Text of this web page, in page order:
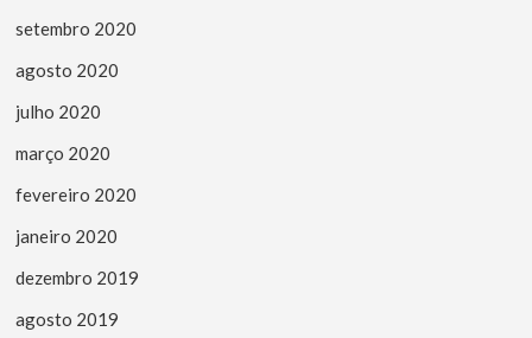
setembro 2020
agosto 2020
julho 2020
março 2020
fevereiro 2020
janeiro 2020
dezembro 2019
agosto 2019